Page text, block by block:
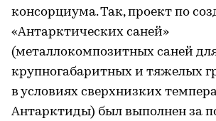
консорциума. Так, проект по
«Антарктических саней»
(металлокомпозитных саней
крупногабаритных и тяжелых
в условиях сверхнизких
Антарктиды) был выполнен за